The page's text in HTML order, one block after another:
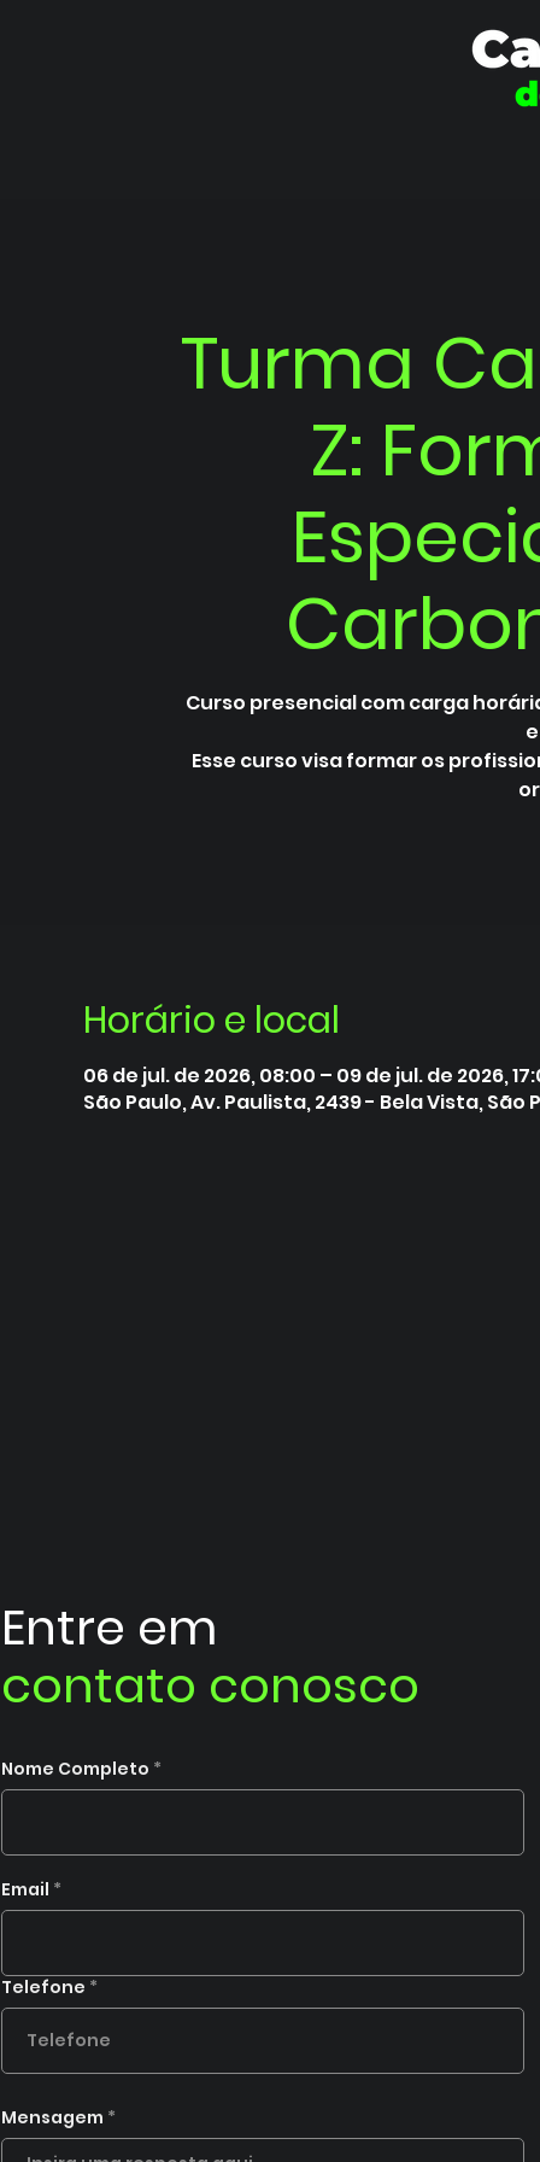
Turma
Z:
Curso presencial com carga
Esse curso visa formar os
Horário e local
06 de jul. de 2026, 08:00 – 09 de jul. de 2026,
São Paulo, Av. Paulista, 2439 - Bela Vista, São
Entre em
contato conosco
Nome Completo
Email
Telefone
Mensagem